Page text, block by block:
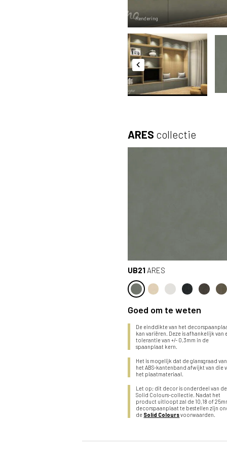
Rendering
ARES collectie
UB21 ARES
Goed om te weten
De einddikte van het
kan variëren. Deze is afhankelijk van
tolerantie van +/- 0,3mm in de
spaanplaat kern.
Het is mogelijk dat de glansgraad van
het ABS-kantenband afwijkt van die
het plaatmateriaal.
Let op; dit decor is onderdeel van de
Solid Colours-collectie. Nadat het
product uitloopt zal de 10,18 of
decorspaanplaat te bestellen zijn
de Solid Coloursvoorwaarden.